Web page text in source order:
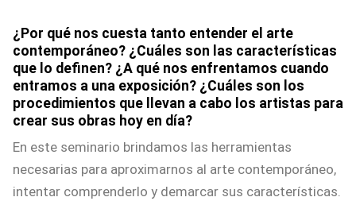
¿Por qué nos cuesta tanto entender el arte
contemporáneo? ¿Cuáles son las características
que lo definen? ¿A qué nos enfrentamos cuando
entramos a una exposición? ¿Cuáles son los
procedimientos que llevan a cabo los artistas para
crear sus obras hoy en día?
En este seminario brindamos las herramientas
necesarias para aproximarnos al arte contemporáneo,
intentar comprenderlo y demarcar sus características.